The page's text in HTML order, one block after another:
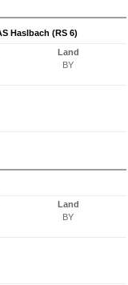
Haslbach (RS 6)
Land
BY
Land
BY